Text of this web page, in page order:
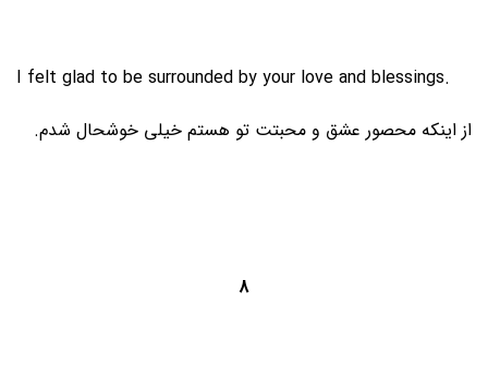
I felt glad to be surrounded by your love and blessings.
از اینکه محصور عشق و محبتت تو هستم خیلی خوشحال شدم.
8